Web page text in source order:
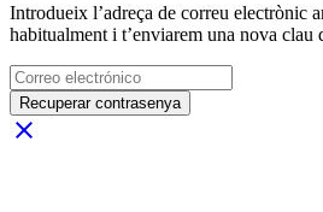
Introdueix l’adreça de correu electrònic
habitualment i t’enviarem una nova clau
Recuperar contrasenya
close